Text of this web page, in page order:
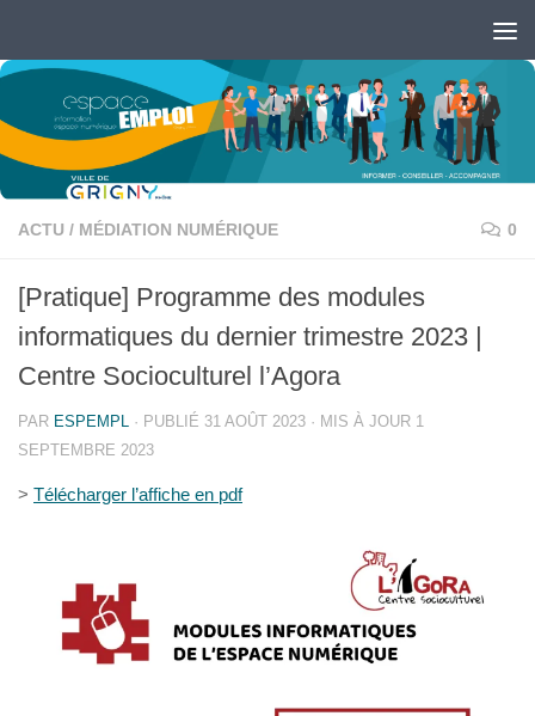
Ouvrir la barre d’outils
ACTU / MÉDIATION NUMÉRIQUE 0
[Pratique] Programme des modules
informatiques du dernier trimestre 2023 |
Centre Socioculturel l’Agora
PAR ESPEMPL · PUBLIÉ 31 AOÛT 2023 · MIS À JOUR 1
SEPTEMBRE 2023
> Télécharger l’affiche en pdf